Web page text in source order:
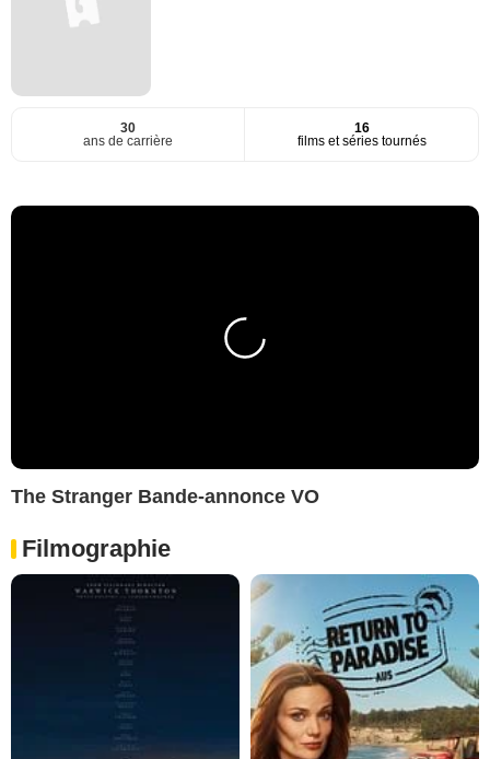
30
ans de carrière
16
films et séries tournés
The Stranger Bande-annonce VO
Filmographie